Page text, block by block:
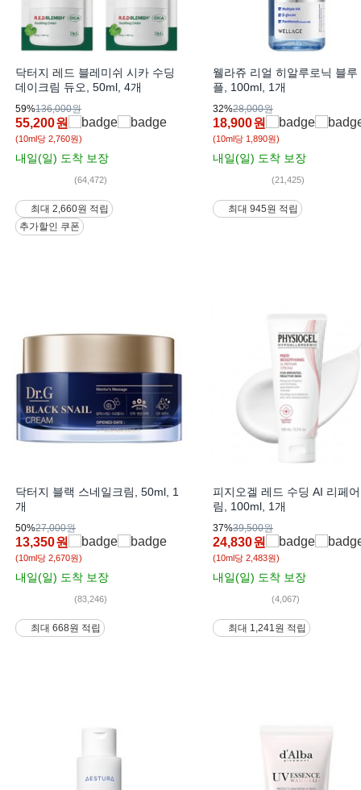
닥터지 레드 블레미쉬 시카 수딩
데이크림 듀오, 50ml, 4개
59%136,000원
55,200원
(10ml당 2,760원)
내일(일) 도착 보장
(64,472)
최대 2,660원 적립
추가할인 쿠폰
웰라쥬 리얼 히알루로닉 블루
플, 100ml, 1개
32%28,000원
18,900원
(10ml당 1,890원)
내일(일) 도착 보장
(21,425)
최대 945원 적립
닥터지 블랙 스네일크림, 50ml, 1
개
50%27,000원
13,350원
(10ml당 2,670원)
내일(일) 도착 보장
(83,246)
최대 668원 적립
피지오겔 레드 수딩 AI 리페
림, 100ml, 1개
37%39,500원
24,830원
(10ml당 2,483원)
내일(일) 도착 보장
(4,067)
최대 1,241원 적립